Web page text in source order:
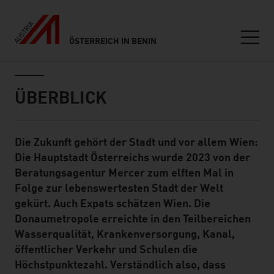
ÖSTERREICH IN BENIN
ÜBERBLICK
Standard Content Module
Die Zukunft gehört der Stadt und vor allem Wien:
Die Hauptstadt Österreichs wurde 2023 von der
Beratungsagentur Mercer zum elften Mal in
Folge zur lebenswertesten Stadt der Welt
gekürt. Auch Expats schätzen Wien. Die
Donaumetropole erreichte in den Teilbereichen
Wasserqualität, Krankenversorgung, Kanal,
öffentlicher Verkehr und Schulen die
Höchstpunktezahl. Verständlich also, dass